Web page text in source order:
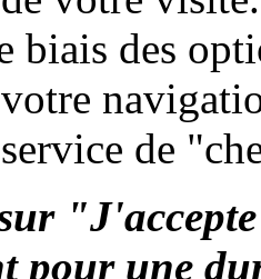
biais des
de
pour une